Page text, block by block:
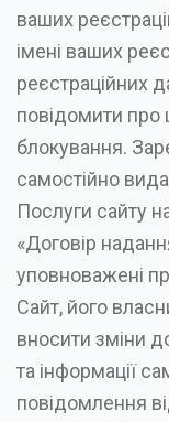
ваших
імені ваших
реєстраційних
повідомити про
блокування.
самостійно
Послуги сайту
«Договір
уповноважені
Сайт, його
вносити зміни
та інформації
повідомлення